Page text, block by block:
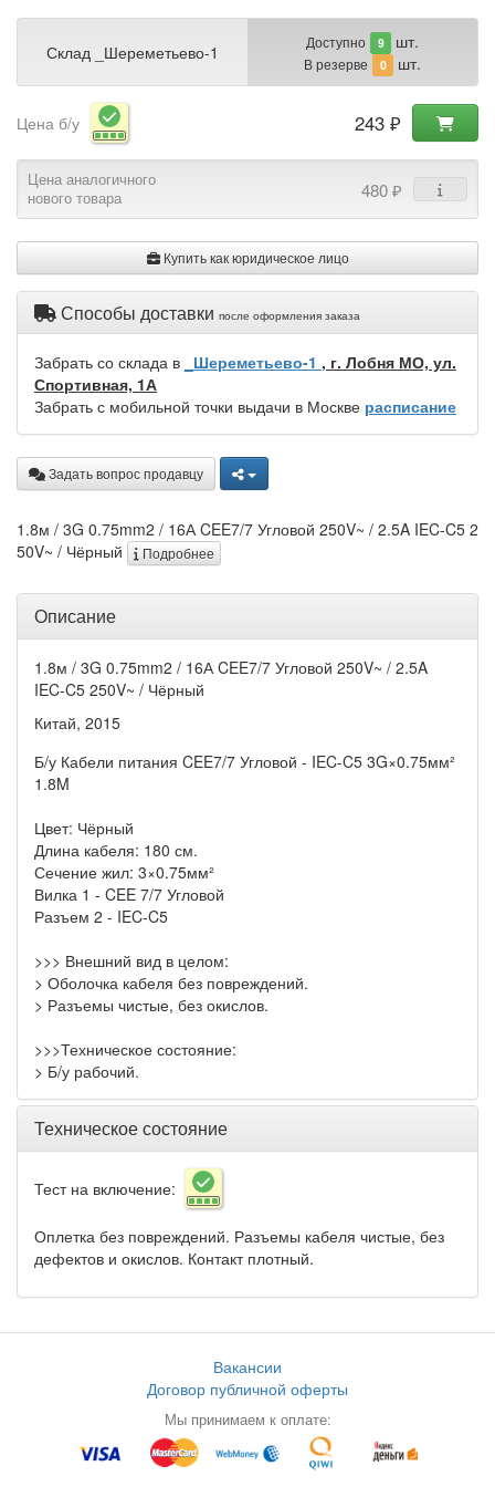
Склад _Шереметьево-1 Доступно 9 шт.
В резерве 0 шт.
Цена б/у 243 ₽
Цена аналогичного
нового товара
480 ₽
Купить как юридическое лицо
Способы доставки после оформления заказа
Забрать со склада в _Шереметьево-1 , г. Лобня МО, ул.
Спортивная, 1А
Забрать с мобильной точки выдачи в Москве расписание
Задать вопрос продавцу
1.8м / 3G 0.75mm2 / 16А CEE7/7 Угловой 250V~ / 2.5A IEC-C5 2
50V~ / Чёрный
Подробнее
Описание
1.8м / 3G 0.75mm2 / 16А CEE7/7 Угловой 250V~ / 2.5A
IEC-C5 250V~ / Чёрный
Китай, 2015
Б/у Кабели питания CEE7/7 Угловой - IEC-C5 3G×0.75мм²
1.8M
Цвет: Чёрный
Длина кабеля: 180 см.
Сечение жил: 3×0.75мм²
Вилка 1 - CEE 7/7 Угловой
Разъем 2 - IEC-C5
>>> Внешний вид в целом:
> Оболочка кабеля без повреждений.
> Разъемы чистые, без окислов.
>>>Техническое состояние:
> Б/у рабочий.
Техническое состояние
Тест на включение:
Оплетка без повреждений. Разъемы кабеля чистые, без
дефектов и окислов. Контакт плотный.
Вакансии
Договор публичной оферты
Мы принимаем к оплате: